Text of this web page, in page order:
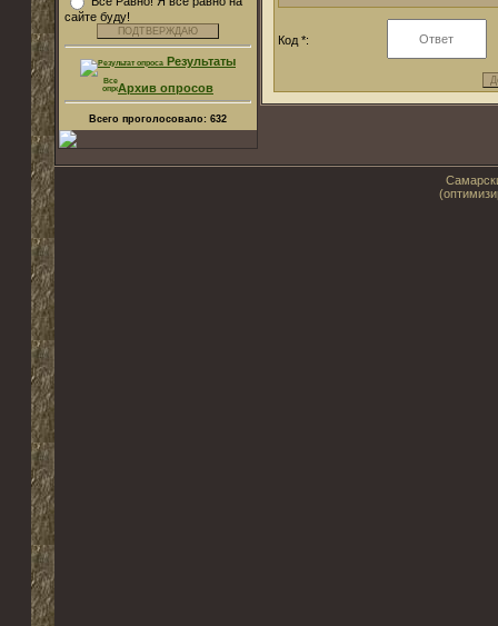
сайте буду!
Результаты
Архив опросов
Всего проголосовало: 632
Код *: